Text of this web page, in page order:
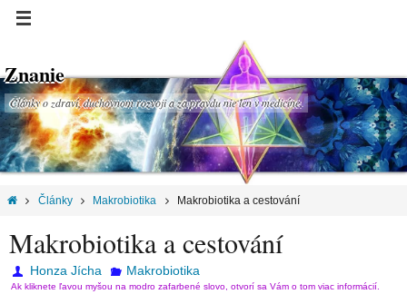
Znanie
Články o zdraví, duchovnom rozvoji a za pravdu nie len v medicíne.
Články Makrobiotika Makrobiotika a cestování
Makrobiotika a cestování
Honza Jícha Makrobiotika
Ak kliknete ľavou myšou na modro zafarbené slovo, otvorí sa Vám o tom viac informácií.